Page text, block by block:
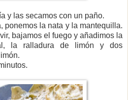
y las secamos con un paño.
ponemos la nata y la mantequilla.
bajamos el fuego y añadimos la
la ralladura de limón y dos